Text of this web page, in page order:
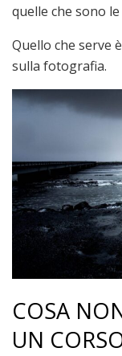
quelle che sono
Quello che serve
sulla fotografia.
COSA
UN